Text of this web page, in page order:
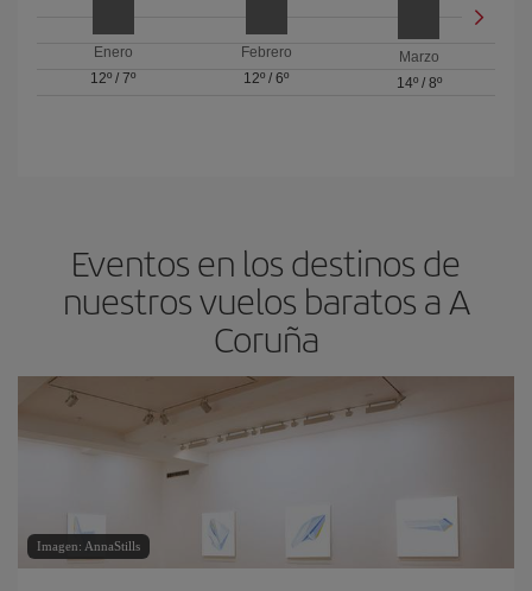
Enero
12º /7º
Febrero
12º / 6º
Marzo
14º/ 8º
Eventos en los destinos de
nuestros vuelos baratos a A
Coruña
Imagen: AnnaStills